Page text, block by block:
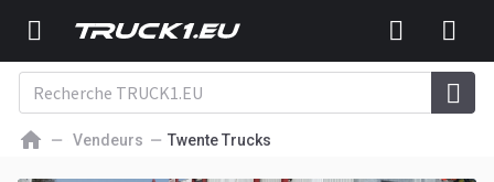
Vendeurs Twente Trucks